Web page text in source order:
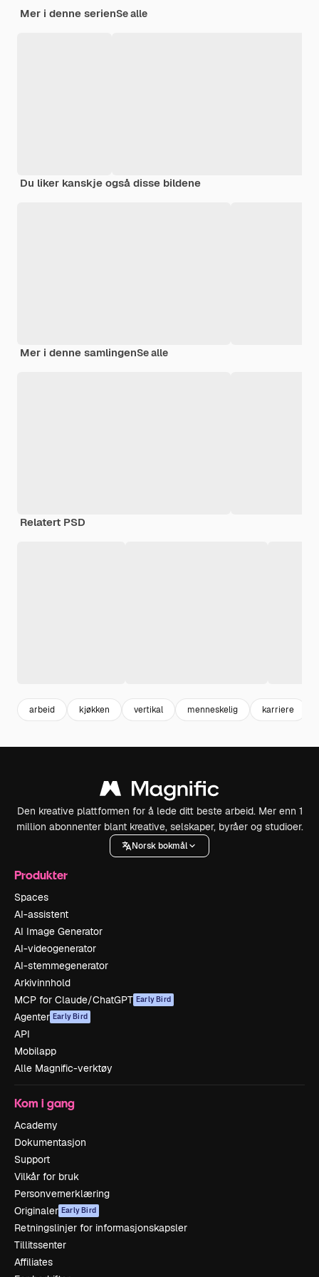
Mer i denne serienSe alle
Du liker kanskje også disse bildene
Mer i denne samlingenSe alle
Relatert PSD
arbeid kjøkken vertikal menneskelig karriere
Den kreative plattformen for å lede ditt beste arbeid. Mer enn 1
million abonnenter blant kreative, selskaper, byråer og studioer.
Norsk bokmål
Produkter
Spaces
AI-assistent
AI Image Generator
AI-videogenerator
AI-stemmegenerator
Arkivinnhold
MCP for Claude/ChatGPT Early Bird
Agenter Early Bird
API
Mobilapp
Alle Magnific-verktøy
Kom i gang
Academy
Dokumentasjon
Support
Vilkår for bruk
Personvernerklæring
Originaler Early Bird
Retningslinjer for informasjonskapsler
Tillitssenter
Affiliates